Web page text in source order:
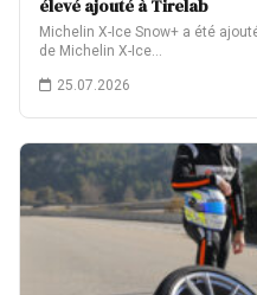
élevé ajouté à Tirelab
Michelin X-Ice Snow+ a été
de Michelin X-Ice…
25.07.2026